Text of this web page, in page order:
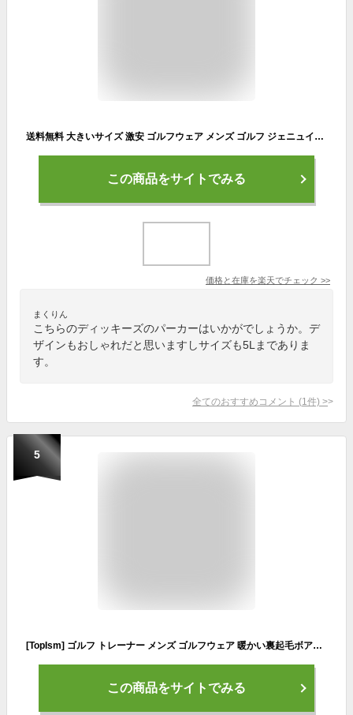
送料無料 大きいサイズ 激安 ゴルフウェア メンズ ゴルフ ジェニュイン ディッキーズ GENUINE Dickies ハーフジップ スウェット ロゴ プリント 裏毛 スタンド トレーナー ハーフZIP パーカー スエット プルオーバー アノラック ブランド トップス ワークマン プラス
この商品をサイトでみる
価格と在庫を楽天でチェック >>
まくりん
こちらのディッキーズのパーカーはいかがでしょうか。デ
ザインもおしゃれだと思いますしサイズも5Lまでありま
す。
全てのおすすめコメント (1 件) >
5
[TopIsm] ゴルフ トレーナー メンズ ゴルフウェア 暖かい裏起毛ボアフリース GIORNO SEVEN ジョルノセブン ハーフジップ モックネック スウェット ハイネック トップス 秋冬 1グレーL
この商品をサイトでみる